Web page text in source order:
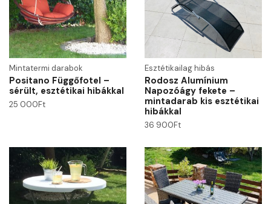
Mintatermi darabok
Positano Függőfotel –
sérült, esztétikai hibákkal
25 000Ft
Esztétikailag hibás
Rodosz Alumínium
Napozóágy fekete –
mintadarab kis esztétikai
hibákkal
36 900Ft